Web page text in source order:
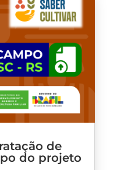
de
do projeto